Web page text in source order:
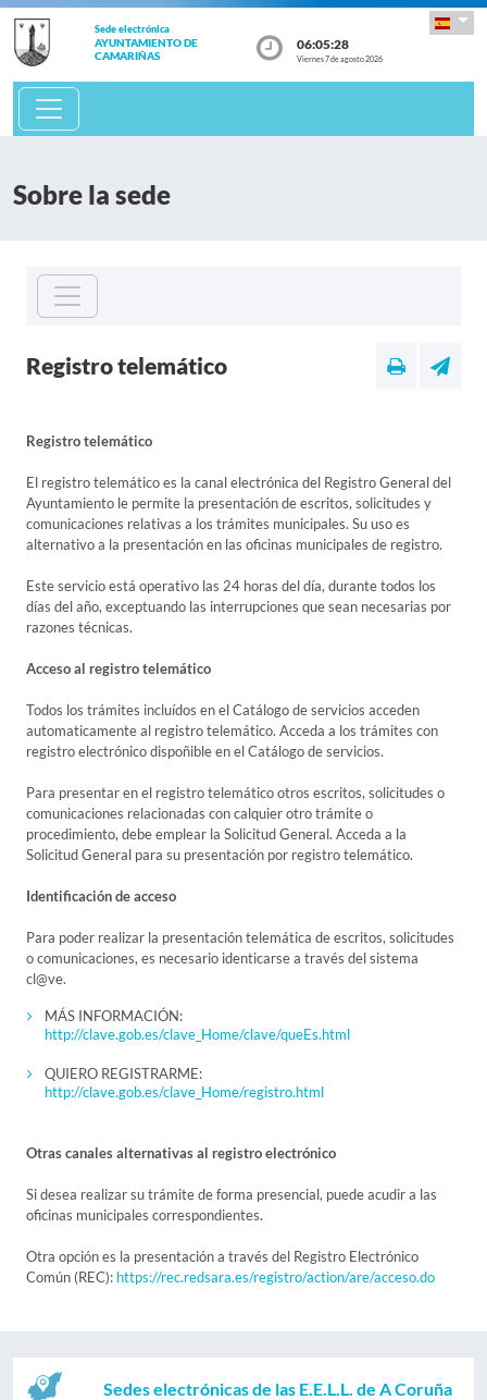
Sede electrónica
AYUNTAMIENTO DE
CAMARIÑAS
06:05:28
Viernes 7 de agosto 2026
Sobre la sede
Registro telemático
Registro telemático
El registro telemático es la canal electrónica del Registro General del
Ayuntamiento le permite la presentación de escritos, solicitudes y
comunicaciones relativas a los trámites municipales. Su uso es
alternativo a la presentación en las oficinas municipales de registro.
Este servicio está operativo las 24 horas del día, durante todos los
días del año, exceptuando las interrupciones que sean necesarias por
razones técnicas.
Acceso al registro telemático
Todos los trámites incluídos en el Catálogo de servicios acceden
automaticamente al registro telemático. Acceda a los trámites con
registro electrónico dispoñible en el Catálogo de servicios.
Para presentar en el registro telemático otros escritos, solicitudes o
comunicaciones relacionadas con calquier otro trámite o
procedimiento, debe emplear la Solicitud General. Acceda a la
Solicitud General para su presentación por registro telemático.
Identificación de acceso
Para poder realizar la presentación telemática de escritos, solicitudes
o comunicaciones, es necesario identicarse a través del sistema
cl@ve.
MÁS INFORMACIÓN:
http://clave.gob.es/clave_Home/clave/queEs.html
QUIERO REGISTRARME:
http://clave.gob.es/clave_Home/registro.html
Otras canales alternativas al registro electrónico
Si desea realizar su trámite de forma presencial, puede acudir a las
oficinas municipales correspondientes.
Otra opción es la presentación a través del Registro Electrónico
Común (REC): https://rec.redsara.es/registro/action/are/acceso.do
Sedes electrónicas de las E.E.L.L. de A Coruña